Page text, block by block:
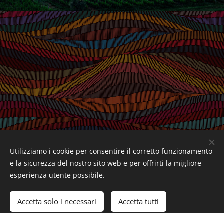
SEBASTIANK ARTE
Powered by
Webnode Cookies
Utilizziamo i cookie per consentire il corretto funzionamento
e la sicurezza del nostro sito web e per offrirti la migliore
esperienza utente possibile.
Accetta solo i necessari Accetta tutti